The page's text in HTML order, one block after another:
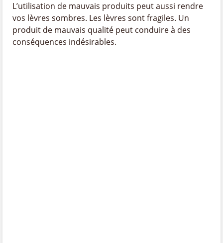
L’utilisation de mauvais produits peut aussi rendre
vos lèvres sombres. Les lèvres sont fragiles. Un
produit de mauvais qualité peut conduire à des
conséquences indésirables.